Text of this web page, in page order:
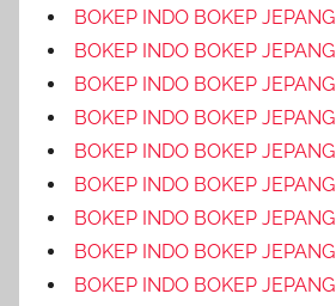
BOKEP INDO BOKEP JEPANG
BOKEP INDO BOKEP JEPANG
BOKEP INDO BOKEP JEPANG
BOKEP INDO BOKEP JEPANG
BOKEP INDO BOKEP JEPANG
BOKEP INDO BOKEP JEPANG
BOKEP INDO BOKEP JEPANG
BOKEP INDO BOKEP JEPANG
BOKEP INDO BOKEP JEPANG